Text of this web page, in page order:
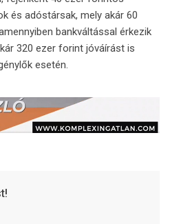
és adóstársak, mely akár 60
bankváltással érkezik
320 ezer forint jóváírást is
esetén.